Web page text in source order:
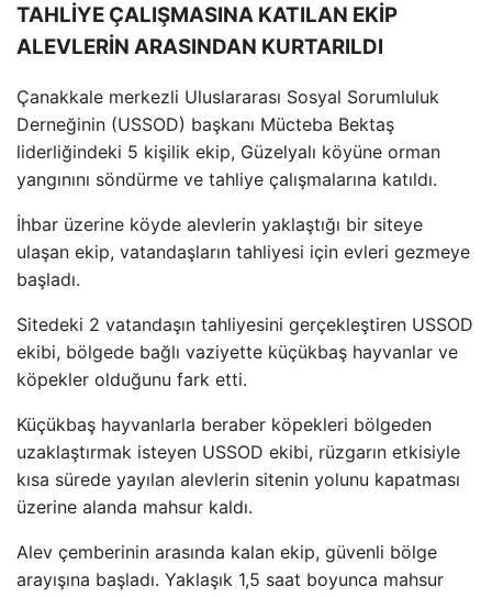
TAHLİYE ÇALIŞMASINA KATILAN EKİP
ALEVLERİN ARASINDAN KURTARILDI
Çanakkale merkezli Uluslararası Sosyal Sorumluluk
Derneğinin (USSOD) başkanı Mücteba Bektaş
liderliğindeki 5 kişilik ekip, Güzelyalı köyüne orman
yangınını söndürme ve tahliye çalışmalarına katıldı.
İhbar üzerine köyde alevlerin yaklaştığı bir siteye
ulaşan ekip, vatandaşların tahliyesi için evleri gezmeye
başladı.
Sitedeki 2 vatandaşın tahliyesini gerçekleştiren USSOD
ekibi, bölgede bağlı vaziyette küçükbaş hayvanlar ve
köpekler olduğunu fark etti.
Küçükbaş hayvanlarla beraber köpekleri bölgeden
uzaklaştırmak isteyen USSOD ekibi, rüzgarın etkisiyle
kısa sürede yayılan alevlerin sitenin yolunu kapatması
üzerine alanda mahsur kaldı.
Alev çemberinin arasında kalan ekip, güvenli bölge
arayışına başladı. Yaklaşık 1,5 saat boyunca mahsur